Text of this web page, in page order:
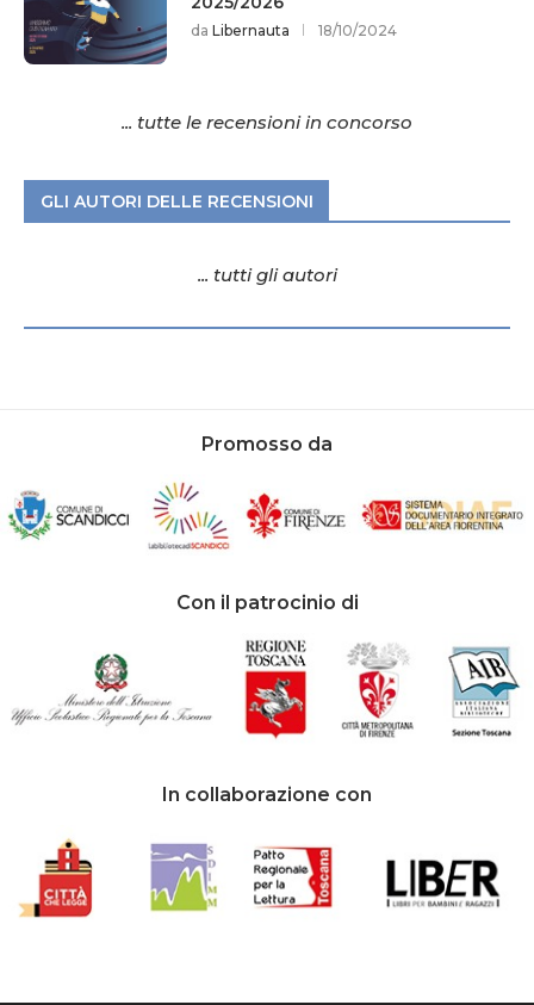
da Libernauta 18/10/2024
... tutte le recensioni in concorso
GLI AUTORI DELLE RECENSIONI
... tutti gli autori
Promosso da
Con il patrocinio di
In collaborazione con